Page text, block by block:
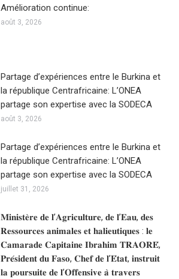
Amélioration continue:
août 3, 2026
Partage d’expériences entre le Burkina et
la république Centrafricaine: L’ONEA
partage son expertise avec la SODECA
août 3, 2026
Partage d’expériences entre le Burkina et
la république Centrafricaine: L’ONEA
partage son expertise avec la SODECA
juillet 31, 2026
𝐌𝐢𝐧𝐢𝐬𝐭𝐞̀𝐫𝐞 𝐝𝐞 𝐥’𝐀𝐠𝐫𝐢𝐜𝐮𝐥𝐭𝐮𝐫𝐞, 𝐝𝐞 𝐥’𝐄𝐚𝐮, 𝐝𝐞𝐬
𝐑𝐞𝐬𝐬𝐨𝐮𝐫𝐜𝐞𝐬 𝐚𝐧𝐢𝐦𝐚𝐥𝐞𝐬 𝐞𝐭 𝐡𝐚𝐥𝐢𝐞𝐮𝐭𝐢𝐪𝐮𝐞𝐬 : 𝐥𝐞
𝐂𝐚𝐦𝐚𝐫𝐚𝐝𝐞 𝐂𝐚𝐩𝐢𝐭𝐚𝐢𝐧𝐞 𝐈𝐛𝐫𝐚𝐡𝐢𝐦 𝐓𝐑𝐀𝐎𝐑𝐄́,
𝐏𝐫𝐞́𝐬𝐢𝐝𝐞𝐧𝐭 𝐝𝐮 𝐅𝐚𝐬𝐨, 𝐂𝐡𝐞𝐟 𝐝𝐞 𝐥’𝐄́𝐭𝐚𝐭, 𝐢𝐧𝐬𝐭𝐫𝐮𝐢𝐭
𝐥𝐚 𝐩𝐨𝐮𝐫𝐬𝐮𝐢𝐭𝐞 𝐝𝐞 𝐥’𝐎𝐟𝐟𝐞𝐧𝐬𝐢𝐯𝐞 𝐚̀ 𝐭𝐫𝐚𝐯𝐞𝐫𝐬